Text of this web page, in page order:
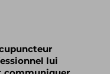
lui